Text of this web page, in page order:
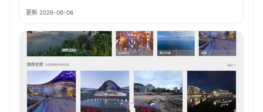
更新 2026-08-06